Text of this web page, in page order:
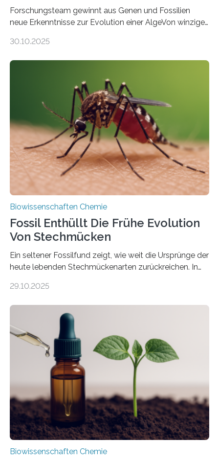
Forschungsteam gewinnt aus Genen und Fossilien
neue Erkenntnisse zur Evolution einer AlgeVon winzigen
Landpflanzen zählen zu den komplexesten
Grünalgen, die vor Hunderten von Millionen Jahren
lebten. Unter den Vorfahren sticht eine Gruppe heraus,
die noch heute in der Natur vorkommt: die
Süßwasseralge Coleochaetophyceae. Einige Arten
dieser Gruppe bilden aus Zellfäden dichte Geflechte
mit scheibenförmiger Gestalt. Was auffällig ist: Die
nächsten…
30.10.2025
Biowissenschaften Chemie
Fossil Enthüllt Die Frühe Evolution
Von Stechmücken
Ein seltener Fossilfund zeigt, wie weit die Ursprünge der
heute lebenden Stechmückenarten zurückreichen. In
Forschende die bisher älteste bekannte Stechmücken-
Region Kachin in Myanmar und hat sich in
ausgezeichnetem Zustand erhalten. Es konnte als neue
Art einer neuen Gattung beschrieben werden und trägt
nun den Namen Cretosabethes primaevus. Dieser erste
fossile Nachweis einer Stechmückenlarve in Bernstein
stellt gleichzeitig den ersten Fossilfund einer
Mückenlarve aus dem Mesozoikum dar, denn…
29.10.2025
Biowissenschaften Chemie